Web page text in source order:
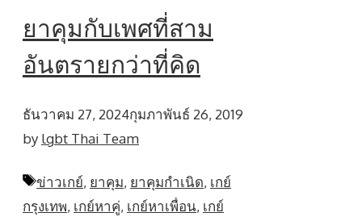
ยาคุมกับเพศที่สาม
อันตรายกว่าที่คิด
ธันวาคม 27, 2024กุมภาพันธ์ 26, 2019
by lgbt Thai Team
Tags
ข่าวเกย์, ยาคุม, ยาคุมกำเนิด, เกย์
กรุงเทพ, เกย์หาคู่, เกย์หาเพื่อน, เกย์